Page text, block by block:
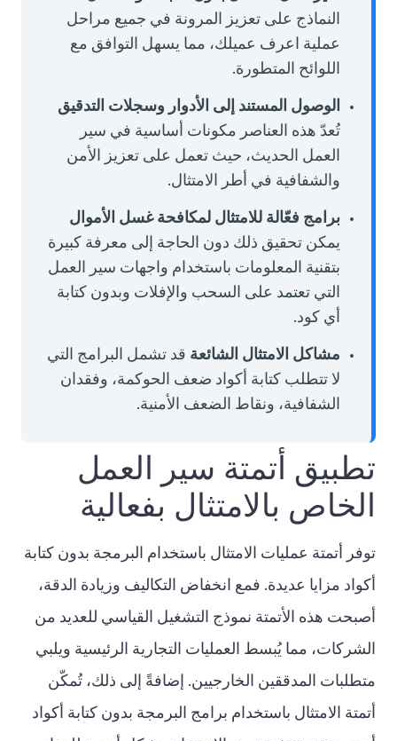
النماذج على تعزيز المرونة في جميع مراحل
عملية اعرف عميلك، مما يسهل التوافق مع
اللوائح المتطورة.
الوصول المستند إلى الأدوار وسجلات التدقيق
تُعدّ هذه العناصر مكونات أساسية في سير
العمل الحديث، حيث تعمل على تعزيز الأمن
والشفافية في أطر الامتثال.
برامج فعّالة للامتثال لمكافحة غسل الأموال
يمكن تحقيق ذلك دون الحاجة إلى معرفة كبيرة
بتقنية المعلومات باستخدام واجهات سير العمل
التي تعتمد على السحب والإفلات وبدون كتابة
أي كود.
مشاكل الامتثال الشائعة قد تشمل البرامج التي
لا تتطلب كتابة أكواد ضعف الحوكمة، وفقدان
الشفافية، ونقاط الضعف الأمنية.
تطبيق أتمتة سير العمل
الخاص بالامتثال بفعالية
توفر أتمتة عمليات الامتثال باستخدام البرمجة بدون كتابة
أكواد مزايا عديدة. فمع انخفاض التكاليف وزيادة الدقة،
أصبحت هذه الأتمتة نموذج التشغيل القياسي للعديد من
الشركات، مما يُبسط العمليات التجارية الرئيسية ويلبي
متطلبات المدققين الخارجيين. إضافةً إلى ذلك، تُمكّن
أتمتة الامتثال باستخدام برامج البرمجة بدون كتابة أكواد